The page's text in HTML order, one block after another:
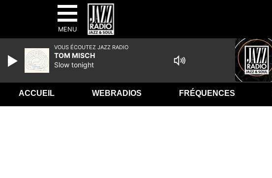
MENU
ACCUEIL WEBRADIOS FRÉQUENCES
VOUS ÉCOUTEZ JAZZ RADIO
TOM MISCH
Slow tonight